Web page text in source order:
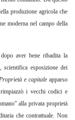
produzione agricola che
moderna nel campo della
aver bene ribadita la
scientifica esposizione dei
e capitaleapparso
i vecchi codici e
alla privata proprietà
che contrattuale. Non